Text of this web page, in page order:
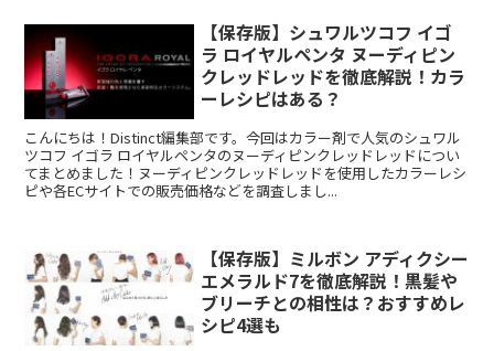
【保存版】シュワルツコフ イゴ
ラ ロイヤルペンタ ヌーディピン
クレッドレッドを徹底解説！カラ
ーレシピはある？
こんにちは！Distinct編集部です。今回はカラー剤で人気のシュワル
ツコフ イゴラ ロイヤルペンタのヌーディピンクレッドレッドについ
てまとめました！ヌーディピンクレッドレッドを使用したカラーレシ
ピや各ECサイトでの販売価格などを調査しまし...
【保存版】ミルボン アディクシー
エメラルド7を徹底解説！黒髪や
ブリーチとの相性は？おすすめレ
シピ4選も